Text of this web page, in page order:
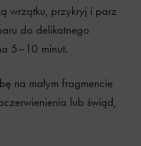
wrzątku, przykryj i parz
do delikatnego
5–10 minut.
na małym fragmencie
lub świąd,